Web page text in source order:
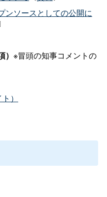
ンソースとしての公開に
※冒頭の知事コメントの
）